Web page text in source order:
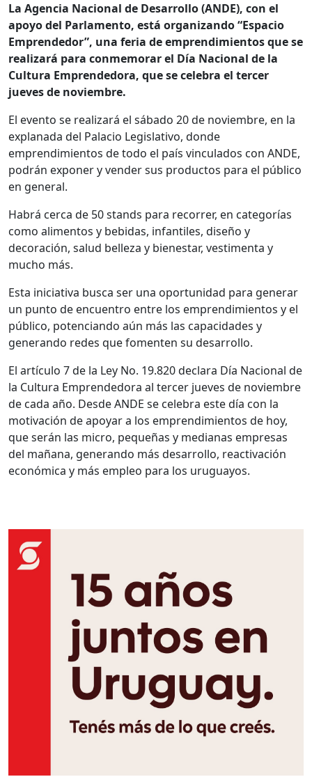
La Agencia Nacional de Desarrollo (ANDE), con el
apoyo del Parlamento, está organizando “Espacio
Emprendedor”, una feria de emprendimientos que se
realizará para conmemorar el Día Nacional de la
Cultura Emprendedora, que se celebra el tercer
jueves de noviembre.
El evento se realizará el sábado 20 de noviembre, en la
explanada del Palacio Legislativo, donde
emprendimientos de todo el país vinculados con ANDE,
podrán exponer y vender sus productos para el público
en general.
Habrá cerca de 50 stands para recorrer, en categorías
como alimentos y bebidas, infantiles, diseño y
decoración, salud belleza y bienestar, vestimenta y
mucho más.
Esta iniciativa busca ser una oportunidad para generar
un punto de encuentro entre los emprendimientos y el
público, potenciando aún más las capacidades y
generando redes que fomenten su desarrollo.
El artículo 7 de la Ley No. 19.820 declara Día Nacional de
la Cultura Emprendedora al tercer jueves de noviembre
de cada año. Desde ANDE se celebra este día con la
motivación de apoyar a los emprendimientos de hoy,
que serán las micro, pequeñas y medianas empresas
del mañana, generando más desarrollo, reactivación
económica y más empleo para los uruguayos.